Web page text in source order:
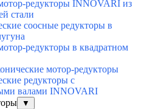
редукторы INNOVARI из
стали
соосные редукторы в
редукторы в квадратном
мотор-редукторы
редукторы с
валами INNOVARI
▼